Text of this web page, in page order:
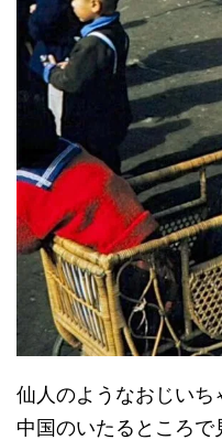
仙人のようなおじい
中国のいたるところで